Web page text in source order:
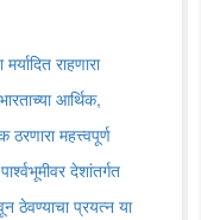
राहणारा
आर्थिक,
महत्त्वपूर्ण
देशांतर्गत
ठेवण्याचा प्रयत्न या